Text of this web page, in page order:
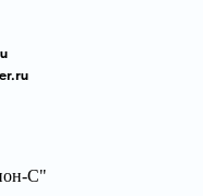
С"